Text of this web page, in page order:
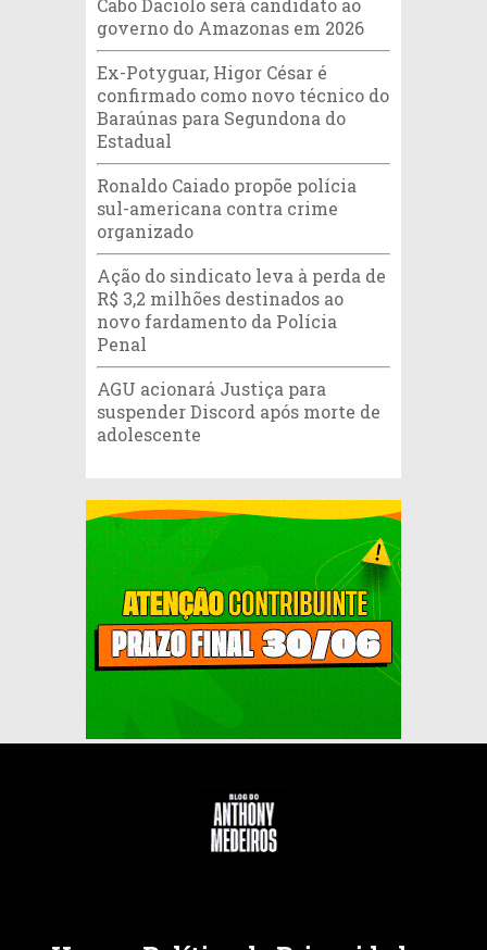
Cabo Daciolo será candidato ao
governo do Amazonas em 2026
Ex-Potyguar, Higor César é
confirmado como novo técnico do
Baraúnas para Segundona do
Estadual
Ronaldo Caiado propõe polícia
sul-americana contra crime
organizado
Ação do sindicato leva à perda de
R$ 3,2 milhões destinados ao
novo fardamento da Polícia
Penal
AGU acionará Justiça para
suspender Discord após morte de
adolescente